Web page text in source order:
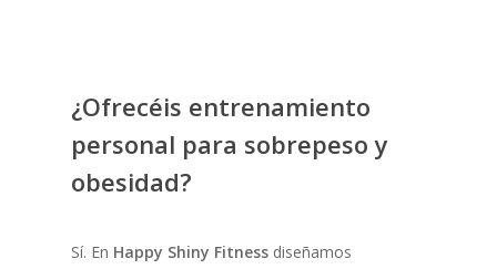
¿Ofrecéis entrenamiento
personal para sobrepeso y
obesidad?
Sí. En Happy Shiny Fitness diseñamos